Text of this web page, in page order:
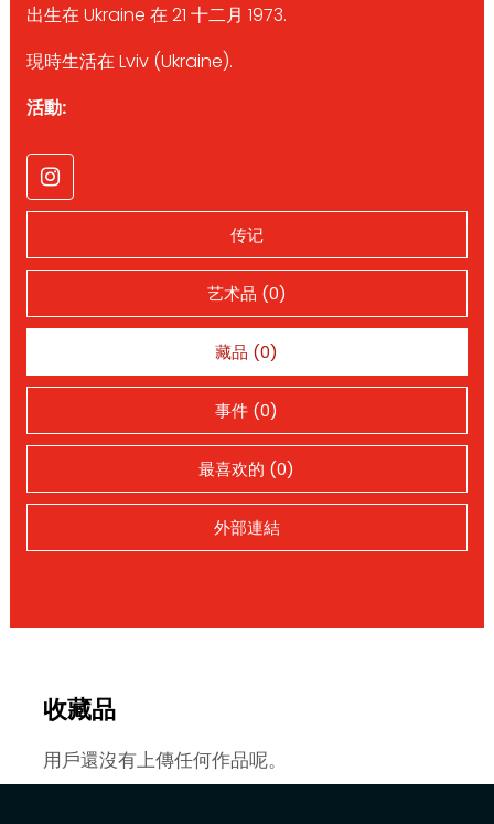
出生在 Ukraine 在 21 十二月 1973.
現時生活在 Lviv (Ukraine).
活動:
传记
艺术品 (0)
藏品 (0)
事件 (0)
最喜欢的 (0)
外部連結
收藏品
用戶還沒有上傳任何作品呢。